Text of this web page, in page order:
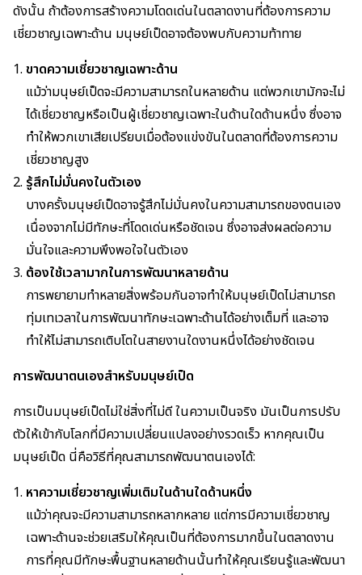
ดังนั้น ถ้าต้องการสร้างความโดดเด่นในตลาดงานที่ต้องการความ
เชี่ยวชาญเฉพาะด้าน มนุษย์เป็ดอาจต้องพบกับความท้าทาย
ขาดความเชี่ยวชาญเฉพาะด้าน
แม้ว่ามนุษย์เป็ดจะมีความสามารถในหลายด้าน แต่พวกเขามักจะไม่
ได้เชี่ยวชาญหรือเป็นผู้เชี่ยวชาญเฉพาะในด้านใดด้านหนึ่ง ซึ่งอาจ
ทำให้พวกเขาเสียเปรียบเมื่อต้องแข่งขันในตลาดที่ต้องการความ
เชี่ยวชาญสูง
รู้สึกไม่มั่นคงในตัวเอง
บางครั้งมนุษย์เป็ดอาจรู้สึกไม่มั่นคงในความสามารถของตนเอง
เนื่องจากไม่มีทักษะที่โดดเด่นหรือชัดเจน ซึ่งอาจส่งผลต่อความ
มั่นใจและความพึงพอใจในตัวเอง
ต้องใช้เวลามากในการพัฒนาหลายด้าน
การพยายามทำหลายสิ่งพร้อมกันอาจทำให้มนุษย์เป็ดไม่สามารถ
ทุ่มเทเวลาในการพัฒนาทักษะเฉพาะด้านได้อย่างเต็มที่ และอาจ
ทำให้ไม่สามารถเติบโตในสายงานใดงานหนึ่งได้อย่างชัดเจน
การพัฒนาตนเองสำหรับมนุษย์เป็ด
การเป็นมนุษย์เป็ดไม่ใช่สิ่งที่ไม่ดี ในความเป็นจริง มันเป็นการปรับ
ตัวให้เข้ากับโลกที่มีความเปลี่ยนแปลงอย่างรวดเร็ว หากคุณเป็น
มนุษย์เป็ด นี่คือวิธีที่คุณสามารถพัฒนาตนเองได้:
หาความเชี่ยวชาญเพิ่มเติมในด้านใดด้านหนึ่ง
แม้ว่าคุณจะมีความสามารถหลากหลาย แต่การมีความเชี่ยวชาญ
เฉพาะด้านจะช่วยเสริมให้คุณเป็นที่ต้องการมากขึ้นในตลาดงาน
การที่คุณมีทักษะพื้นฐานหลายด้านนั้นทำให้คุณเรียนรู้และพัฒนา